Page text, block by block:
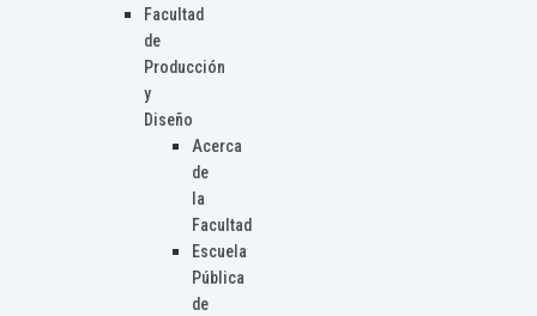
Facultad
de
Producción
y
Diseño
Acerca
de
la
Facultad
Escuela
Pública
de